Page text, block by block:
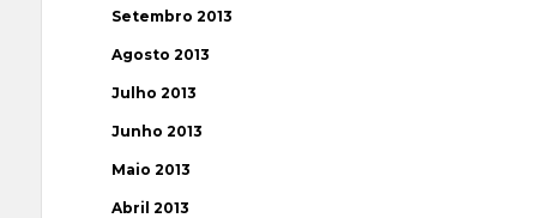
Setembro 2013
Agosto 2013
Julho 2013
Junho 2013
Maio 2013
Abril 2013